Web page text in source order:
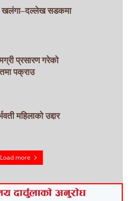
: खलंगा–दल्लेख सडकमा
प्रसारण गरेको
पक्राउ
महिलाको उद्दार
Load more